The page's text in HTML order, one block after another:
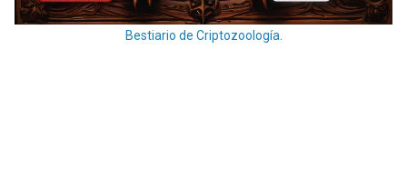
Bestiario de Criptozoología.